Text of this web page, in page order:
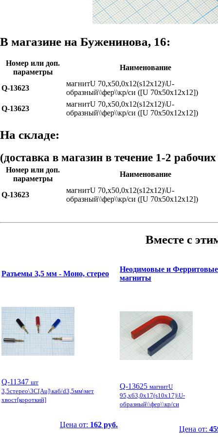
В магазине на Буженинова, 16:
Номер или доп.
параметры
Наименование
Q-13623
магнитU 70,x50,0x12(s12x12)\U-
образный\\фер\\кр/си ([U 70x50x12x12])
Q-13623
магнитU 70,x50,0x12(s12x12)\U-
образный\\фер\\кр/си ([U 70x50x12x12])
На складе:
(доставка в магазин в течение 1-2
Номер или доп.
параметры
Наименование
Q-13623
магнитU 70,x50,0x12(s12x12)\U-
образный\\фер\\кр/си ([U 70x50x12x12])
Вместе с
Разъемы 3,5 мм - Моно, стерео
Q-11347 шт
3,5стерео\3C[Au]\каб/d3,5мм\мет
хвост[короткий]
Цена от: 162 руб.
Неодимовые и Ферритовые
магниты
Q-13625 магнитU
95,x63,0x17(s10x17)\U-
образный\\фер\\кр/си
Цена от: